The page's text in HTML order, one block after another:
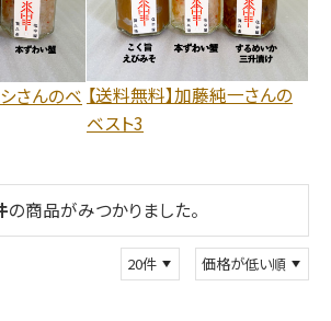
さんのベ 【送料無料】加藤純一さんの
ベスト3
の商品がみつかりました。